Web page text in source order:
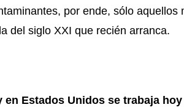
por ende, sólo
del siglo XXI que recién arranca.
en Estados Unidos se trabaja